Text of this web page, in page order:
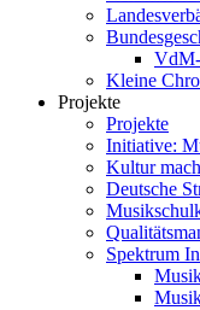
Kleine
Projekte
Projekte
Initiative:
Kultur
Deutsche
Spektrum